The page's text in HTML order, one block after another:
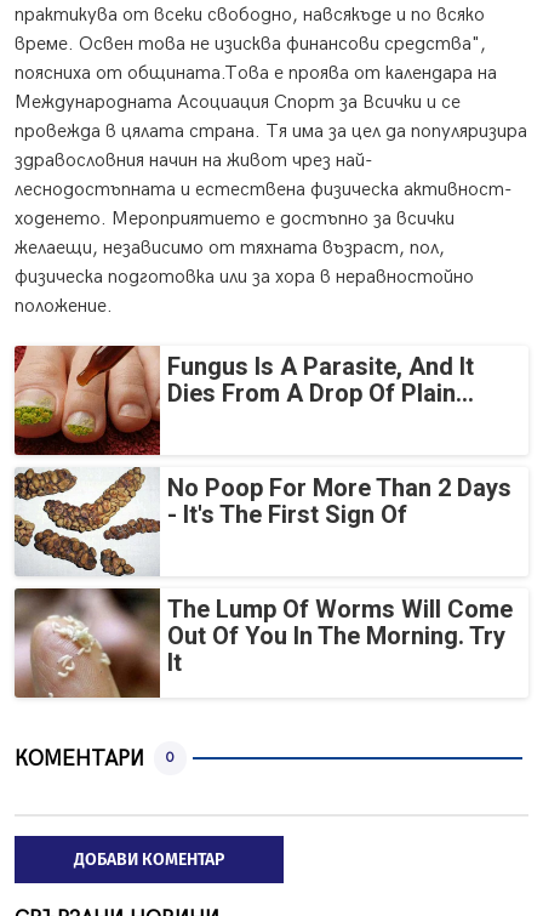
практикува от всеки свободно, навсякъде и по всяко
време. Освен това не изисква финансови средства",
поясниха от общината.Това е проява от календара на
Международната Асоциация Спорт за Всички и се
провежда в цялата страна. Тя има за цел да популяризира
здравословния начин на живот чрез най-
леснодостъпната и естествена физическа активност-
ходенето. Мероприятието е достъпно за всички
желаещи, независимо от тяхната възраст, пол,
физическа подготовка или за хора в неравностойно
положение.
Fungus Is A Parasite, And It
Dies From A Drop Of Plain...
No Poop For More Than 2 Days
- It's The First Sign Of
The Lump Of Worms Will Come
Out Of You In The Morning. Try
It
КОМЕНТАРИ 0
ДОБАВИ КОМЕНТАР